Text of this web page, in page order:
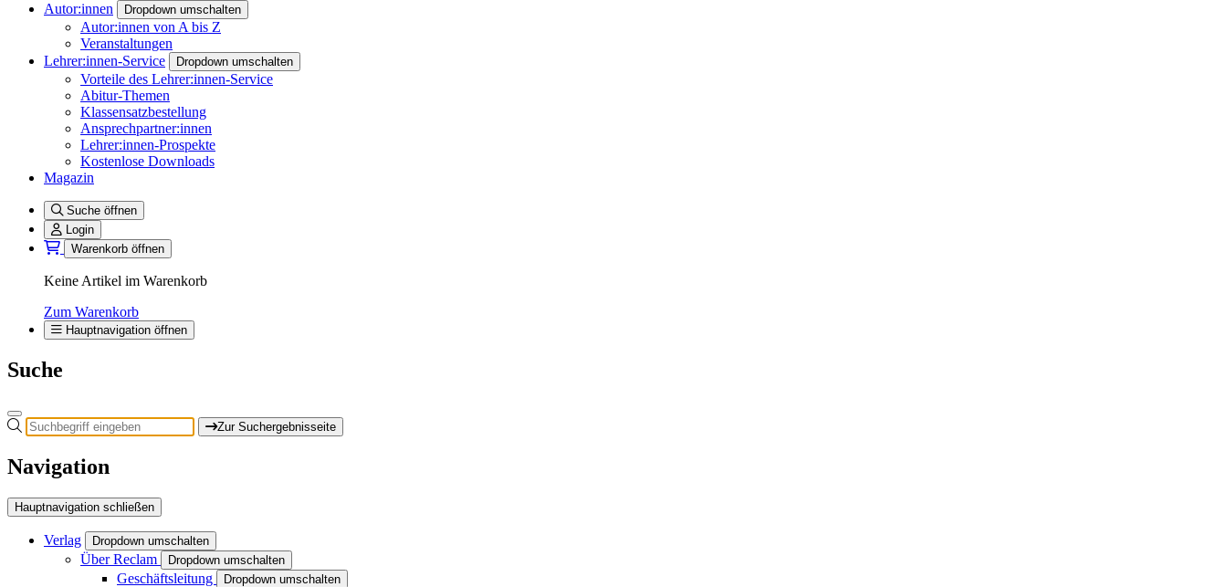
Autor:innen
Dropdown umschalten
Autor:innen von A bis Z
Veranstaltungen
Lehrer:innen-Service
Dropdown umschalten
Vorteile des Lehrer:innen-Service
Abitur-Themen
Klassensatzbestellung
Ansprechpartner:innen
Lehrer:innen-Prospekte
Kostenlose Downloads
Magazin
Suche öffnen
Login
Warenkorb öffnen
Keine Artikel im Warenkorb
Zum Warenkorb
Hauptnavigation öffnen
Suche
Zur Suchergebnisseite
Navigation
Hauptnavigation schließen
Verlag Dropdown umschalten
Über Reclam Dropdown umschalten
Geschäftsleitung Dropdown umschalten